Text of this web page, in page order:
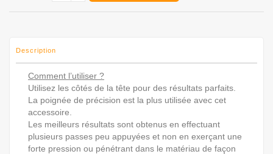
Description
Comment l’utiliser ?
Utilisez les côtés de la tête pour des résultats parfaits.
La poignée de précision est la plus utilisée avec cet
accessoire.
Les meilleurs résultats sont obtenus en effectuant
plusieurs passes peu appuyées et non en exerçant une
forte pression ou pénétrant dans le matériau de façon